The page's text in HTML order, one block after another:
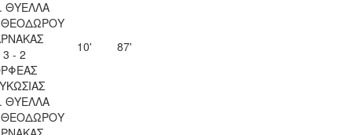
ΘΥΕΛΛΑ
ΘΕΟΔΩΡΟΥ
3 - 2
10' 87'
ΘΥΕΛΛΑ
ΘΕΟΔΩΡΟΥ